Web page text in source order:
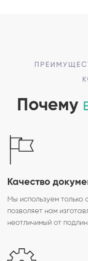
Почему
Качество
Мы используем только
позволяет нам
неотличимый от